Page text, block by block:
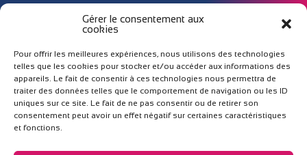
Gérer le consentement aux
cookies
Pour offrir les meilleures expériences, nous utilisons des technologies
telles que les cookies pour stocker et/ou accéder aux informations des
appareils. Le fait de consentir à ces technologies nous permettra de
traiter des données telles que le comportement de navigation ou les ID
uniques sur ce site. Le fait de ne pas consentir ou de retirer son
consentement peut avoir un effet négatif sur certaines caractéristiques
et fonctions.